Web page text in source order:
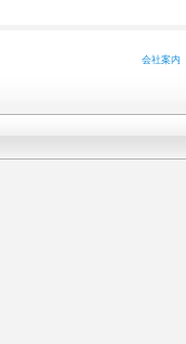
会社案内